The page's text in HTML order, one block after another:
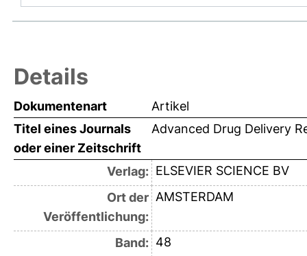
Details
Dokumentenart
Artikel
Titel eines Journals
oder einer Zeitschrift
Advanced Drug Delivery
Verlag: ELSEVIER SCIENCE BV
Ort der
Veröffentlichung:
AMSTERDAM
Band: 48